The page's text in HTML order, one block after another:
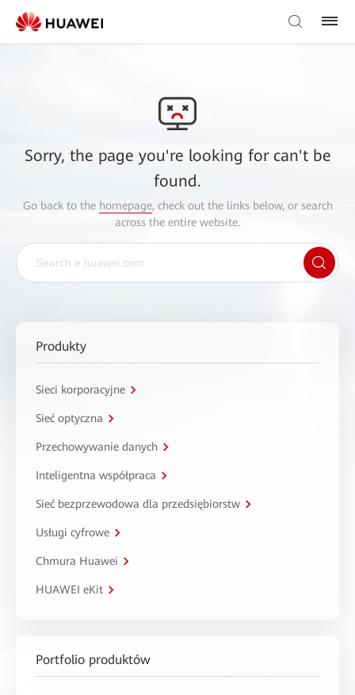
Sorry, the page you're looking for can't be
found.
Go back to the homepage, check out the links below, or search
across the entire website.
Produkty
Sieci korporacyjne
Sieć optyczna
Przechowywanie danych
Inteligentna współpraca
Sieć bezprzewodowa dla przedsiębiorstw
Usługi cyfrowe
Chmura Huawei
HUAWEI eKit
Portfolio produktów